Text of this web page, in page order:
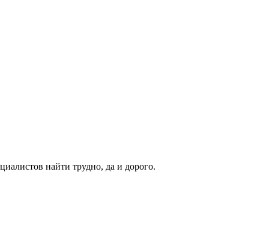
найти трудно, да и дорого.